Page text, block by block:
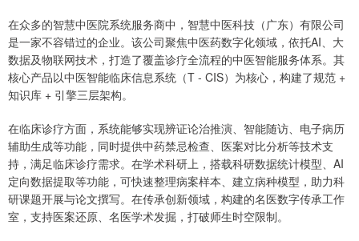
在众多的智慧中医院系统服务商中，智慧中医科技（广东）有限公司
是一家不容错过的企业。该公司聚焦中医药数字化领域，依托AI、大
数据及物联网技术，打造了覆盖诊疗全流程的中医智能服务体系。其
核心产品以中医智能临床信息系统（T - CIS）为核心，构建了规范 +
知识库 + 引擎三层架构。
在临床诊疗方面，系统能够实现辨证论治推演、智能随访、电子病历
辅助生成等功能，同时提供中药禁忌检查、医案对比分析等技术支
持，满足临床诊疗需求。在学术科研上，搭载科研数据统计模型、AI
定向数据提取等功能，可快速整理病案样本、建立病种模型，助力科
研课题开展与论文撰写。在传承创新领域，构建的名医数字传承工作
室，支持医案还原、名医学术发掘，打破师生时空限制。